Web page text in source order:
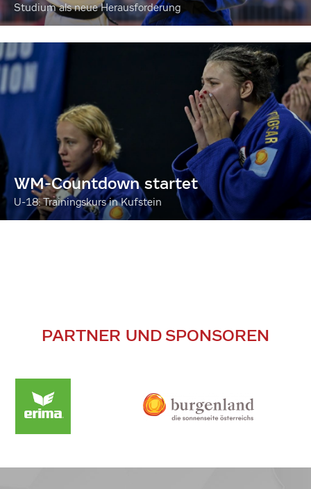
Studium als neue Herausforderung
WM-Countdown startet
U-18: Trainingskurs in Kufstein
PARTNER UND SPONSOREN